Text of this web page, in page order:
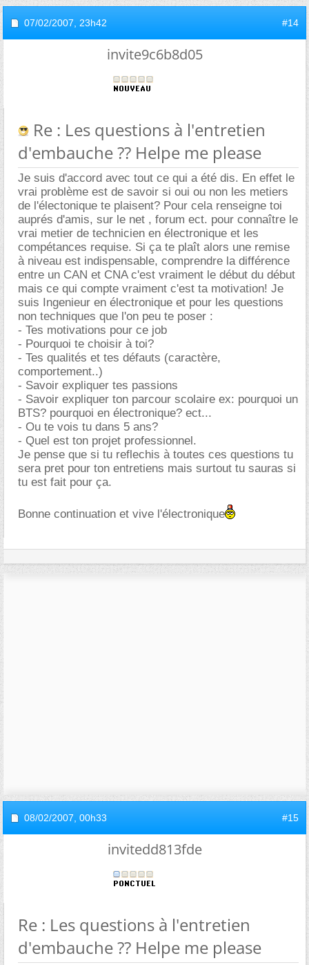
07/02/2007, 23h42 #14
invite9c6b8d05
Re : Les questions à l'entretien
d'embauche ?? Helpe me please
Je suis d'accord avec tout ce qui a été dis. En effet le
vrai problème est de savoir si oui ou non les metiers
de l'électonique te plaisent? Pour cela renseigne toi
auprés d'amis, sur le net , forum ect. pour connaître le
vrai metier de technicien en électronique et les
compétances requise. Si ça te plaît alors une remise
à niveau est indispensable, comprendre la différence
entre un CAN et CNA c'est vraiment le début du début
mais ce qui compte vraiment c'est ta motivation! Je
suis Ingenieur en électronique et pour les questions
non techniques que l'on peu te poser :
- Tes motivations pour ce job
- Pourquoi te choisir à toi?
- Tes qualités et tes défauts (caractère,
comportement..)
- Savoir expliquer tes passions
- Savoir expliquer ton parcour scolaire ex: pourquoi un
BTS? pourquoi en électronique? ect...
- Ou te vois tu dans 5 ans?
- Quel est ton projet professionnel.
Je pense que si tu reflechis à toutes ces questions tu
sera pret pour ton entretiens mais surtout tu sauras si
tu est fait pour ça.
Bonne continuation et vive l'électronique
08/02/2007, 00h33 #15
invitedd813fde
Re : Les questions à l'entretien
d'embauche ?? Helpe me please